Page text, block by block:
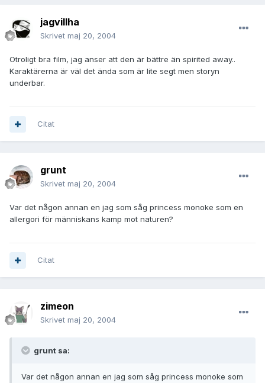
jagvillha
Skrivet maj 20, 2004
Otroligt bra film, jag anser att den är bättre än spirited away..
Karaktärerna är väl det ända som är lite segt men storyn
underbar.
Citat
grunt
Skrivet maj 20, 2004
Var det någon annan en jag som såg princess monoke som en
allergori för människans kamp mot naturen?
Citat
zimeon
Skrivet maj 20, 2004
grunt sa:
Var det någon annan en jag som såg princess monoke som